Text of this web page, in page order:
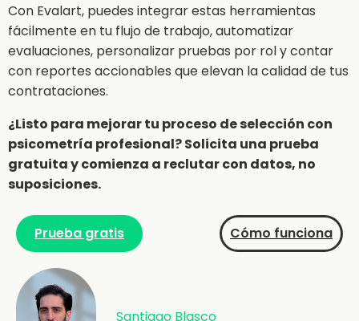
Con Evalart, puedes integrar estas herramientas
fácilmente en tu flujo de trabajo, automatizar
evaluaciones, personalizar pruebas por rol y contar
con reportes accionables que elevan la calidad de tus
contrataciones.
¿Listo para mejorar tu proceso de selección con
psicometría profesional? Solicita una prueba
gratuita y comienza a reclutar con datos, no
suposiciones.
Prueba gratis Cómo funciona
Santiago Blasco